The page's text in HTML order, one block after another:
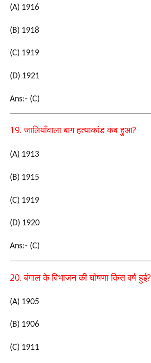
(A) 1916
(B) 1918
(C) 1919
(D) 1921
Ans:- (C)
19.जालियाँवाला बाग हत्याकांड कब हुआ?
(A) 1913
(B) 1915
(C) 1919
(D) 1920
Ans:- (C)
20.बंगाल के विभाजन की घोषणा किस वर्ष हुई?
(A) 1905
(B) 1906
(C) 1911